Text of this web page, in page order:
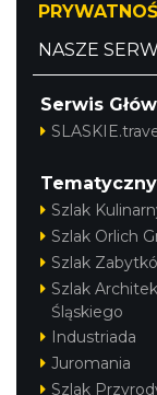
NASZE
Serwis
Tematyczny
Szlak
Szlak Orlich
Szlak
Szlak
Śląskiego
Industriada
Juromania
Szlak